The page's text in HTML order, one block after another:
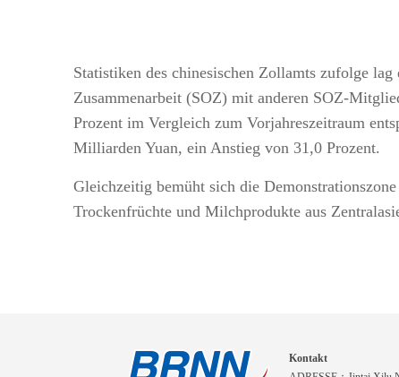
Statistiken des chinesischen Zollamts zufolge
Zusammenarbeit (SOZ) mit anderen SOZ-
Prozent im Vergleich zum Vorjahreszeitraum
Milliarden Yuan, ein Anstieg von 31,0 Prozent.
Gleichzeitig bemüht sich die
Trockenfrüchte und Milchprodukte aus
Kontakt